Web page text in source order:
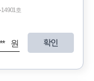
호
원 확인